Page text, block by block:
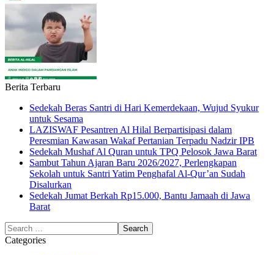
Berita Terbaru
Sedekah Beras Santri di Hari Kemerdekaan, Wujud Syukur
untuk Sesama
LAZISWAF Pesantren Al Hilal Berpartisipasi dalam
Peresmian Kawasan Wakaf Pertanian Terpadu Nadzir IPB
Sedekah Mushaf Al Quran untuk TPQ Pelosok Jawa Barat
Sambut Tahun Ajaran Baru 2026/2027, Perlengkapan
Sekolah untuk Santri Yatim Penghafal Al-Qur’an Sudah
Disalurkan
Sedekah Jumat Berkah Rp15.000, Bantu Jamaah di Jawa
Barat
Categories